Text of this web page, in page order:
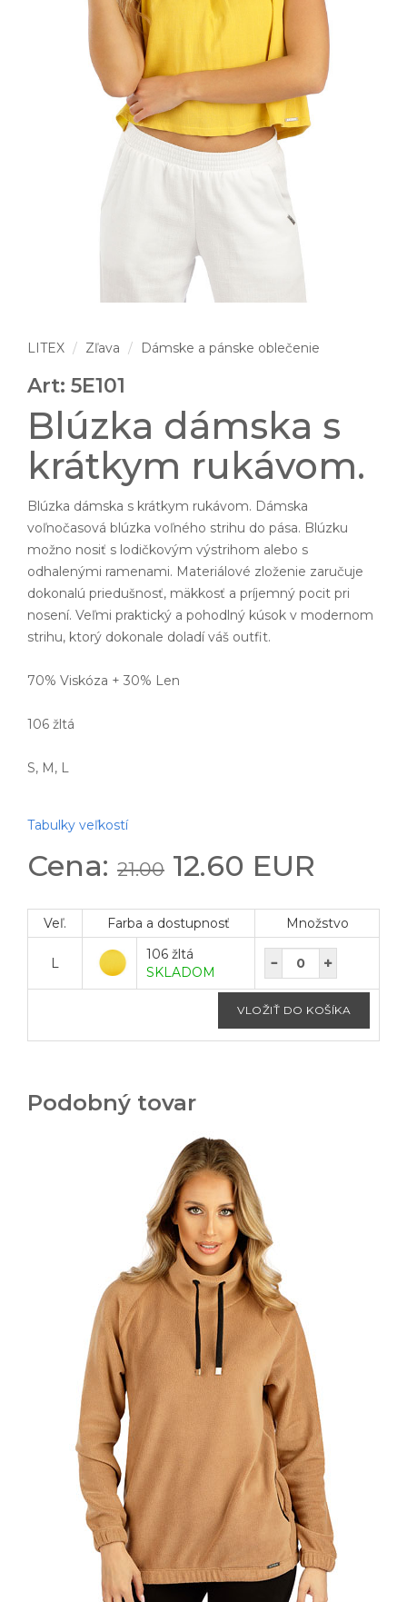
LITEX Zľava Dámske a pánske oblečenie
Art: 5E101
Blúzka dámska s
krátkym rukávom.
Blúzka dámska s krátkym rukávom. Dámska
voľnočasová blúzka voľného strihu do pása. Blúzku
možno nosiť s lodičkovým výstrihom alebo s
odhalenými ramenami. Materiálové zloženie zaručuje
dokonalú priedušnosť, mäkkosť a príjemný pocit pri
nosení. Veľmi praktický a pohodlný kúsok v modernom
strihu, ktorý dokonale doladí váš outfit.
70% Viskóza + 30% Len
106 žltá
S, M, L
Tabulky veľkostí
Cena: 21.00 12.60 EUR
Veľ. Farba a dostupnosť Množstvo
L
106 žltá
SKLADOM
Podobný tovar